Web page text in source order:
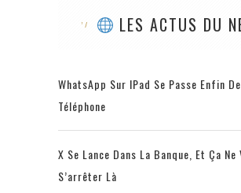
LES ACTUS DU
WhatsApp Sur IPad Se Passe Enfin
Téléphone
X Se Lance Dans La Banque, Et Ça Ne
S’arrêter Là